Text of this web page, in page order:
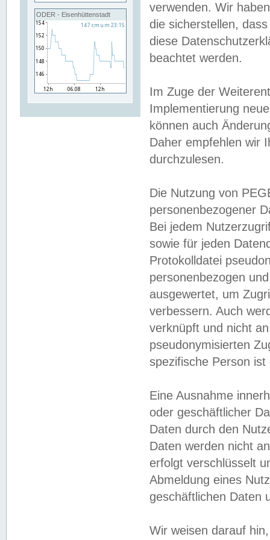
ODER - Eisenhüttenstadt
verwenden. Wir
die sicherstellen,
diese
beachtet werden.
Im Zuge der
Implementierung
können auch
Daher empfehlen wir
durchzulesen.
Die Nutzung von
personenbezogener
Bei jedem
sowie für jeden
Protokolldatei
personenbezogen
ausgewertet, um
verbessern. Auch
verknüpft und nicht
pseudonymisierten
spezifische Person
Eine Ausnahme
oder geschäftlicher
Daten durch den
Daten werden nicht
erfolgt verschlüsselt
Abmeldung eines
geschäftlichen Daten
Wir weisen darauf